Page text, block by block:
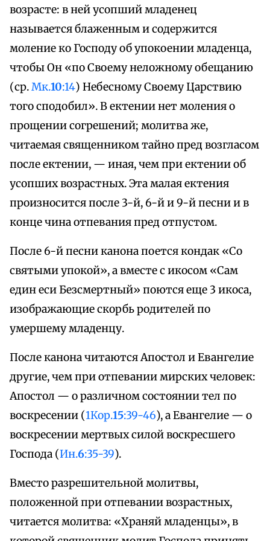
возрасте: в ней усопший младенец
называется блаженным и содержится
моление ко Господу об упокоении младенца,
чтобы Он «по Своему неложному обещанию
(ср.Мк.10:14) Небесному Своему Царствию
того сподобил». В ектении нет моления о
прощении согрешений; молитва же,
читаемая священником тайно пред возгласом
после ектении, — иная, чем при ектении об
усопших возрастных. Эта малая ектения
произносится после 3-й, 6-й и 9-й песни и в
конце чина отпевания пред отпустом.
После 6-й песни канона поется кондак «Со
святыми упокой», а вместе с икосом «Сам
един еси Безсмертный» поются еще 3 икоса,
изображающие скорбь родителей по
умершему младенцу.
После канона читаются Апостол и Евангелие
другие, чем при отпевании мирских человек:
Апостол — о различном состоянии тел по
воскресении (1Кор.15:39-46), а Евангелие — о
воскресении мертвых силой воскресшего
Господа (Ин.6:35-39).
Вместо разрешительной молитвы,
положенной при отпевании возрастных,
читается молитва: «Храняй младенцы», в